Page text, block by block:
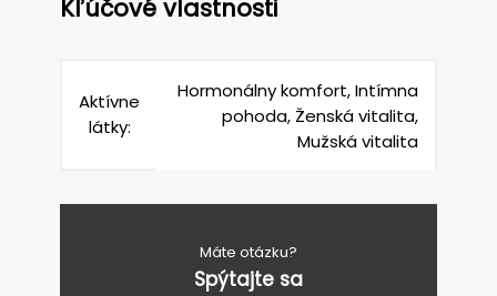
Kľúčové vlastnosti
Aktívne
látky:
Hormonálny komfort, Intímna
pohoda, Ženská vitalita,
Mužská vitalita
Máte otázku?
Spýtajte sa